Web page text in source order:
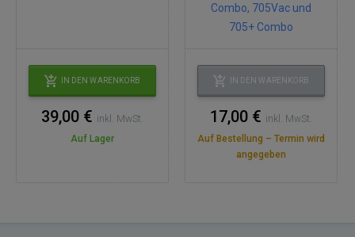
IN DEN WARENKORB
39,00 € inkl. MwSt.
Auf Lager
Combo, 705Vac und
705+ Combo
IN DEN WARENKORB
17,00 € inkl. MwSt.
Auf Bestellung – Termin wird
angegeben